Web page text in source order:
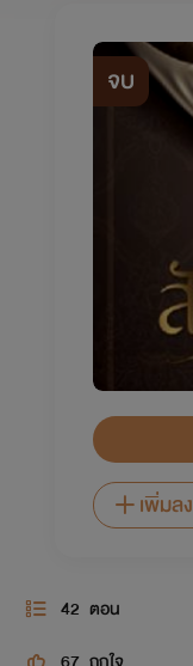
จบ
เพิ่มล
42 ตอน